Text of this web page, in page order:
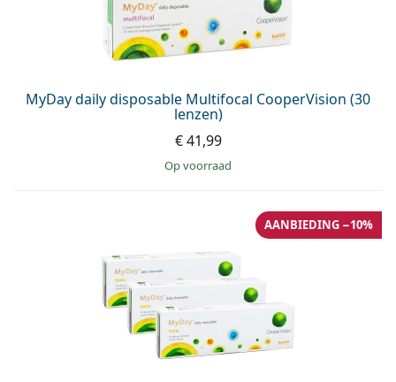
MyDay daily disposable Multifocal CooperVision (30
lenzen)
€ 41,99
op voorraad
AANBIEDING −10%